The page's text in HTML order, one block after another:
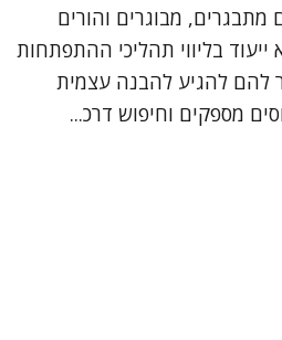
מבוגרים והורים
בליווי תהליכי ההתפתחות
להם להגיע להבנה עצמית
מספקים וחיפוש דרכ...